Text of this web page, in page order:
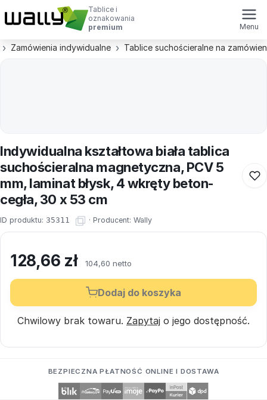
Tablice i
oznakowania
premium
Menu
Zamówienia indywidualne Tablice suchościeralne na
Indywidualna kształtowa biała tablica
suchościeralna magnetyczna, PCV 5
mm, laminat błysk, 4 wkręty beton-
cegła, 30 x 53 cm
ID produktu: 35311 · Producent: Wally
128,66 zł 104,60 netto
Dodaj do koszyka
Chwilowy brak towaru. Zapytaj o jego dostępność.
BEZPIECZNA PŁATNOŚĆ ONLINE I DOSTAWA